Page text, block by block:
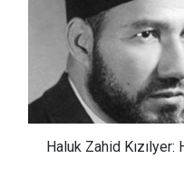
Haluk Zahid Kızılyer: